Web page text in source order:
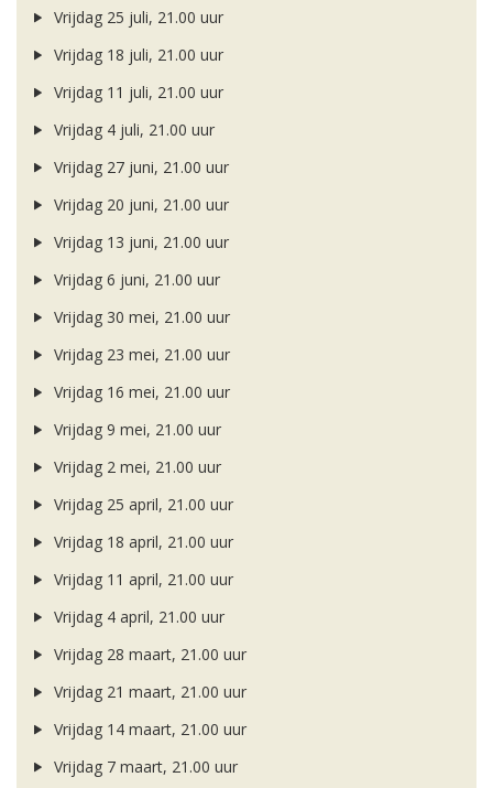
Vrijdag 25 juli, 21.00 uur
Vrijdag 18 juli, 21.00 uur
Vrijdag 11 juli, 21.00 uur
Vrijdag 4 juli, 21.00 uur
Vrijdag 27 juni, 21.00 uur
Vrijdag 20 juni, 21.00 uur
Vrijdag 13 juni, 21.00 uur
Vrijdag 6 juni, 21.00 uur
Vrijdag 30 mei, 21.00 uur
Vrijdag 23 mei, 21.00 uur
Vrijdag 16 mei, 21.00 uur
Vrijdag 9 mei, 21.00 uur
Vrijdag 2 mei, 21.00 uur
Vrijdag 25 april, 21.00 uur
Vrijdag 18 april, 21.00 uur
Vrijdag 11 april, 21.00 uur
Vrijdag 4 april, 21.00 uur
Vrijdag 28 maart, 21.00 uur
Vrijdag 21 maart, 21.00 uur
Vrijdag 14 maart, 21.00 uur
Vrijdag 7 maart, 21.00 uur